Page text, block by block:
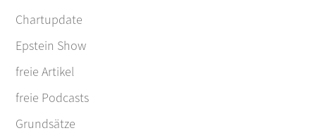
Chartupdate
Epstein Show
freie Artikel
freie Podcasts
Grundsätze